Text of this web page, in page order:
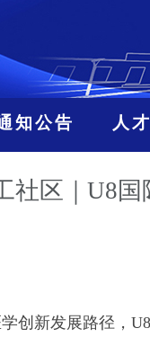
知公告 人
社区｜U8
创新发展路径，